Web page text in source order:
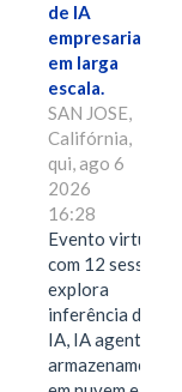
de IA
empresarial
em larga
escala.
SAN JOSE,
Califórnia,
qui, ago 6
2026
16:28
Evento virtual
com 12 sessões
explora
inferência de
IA, IA agentiva,
armazenamento